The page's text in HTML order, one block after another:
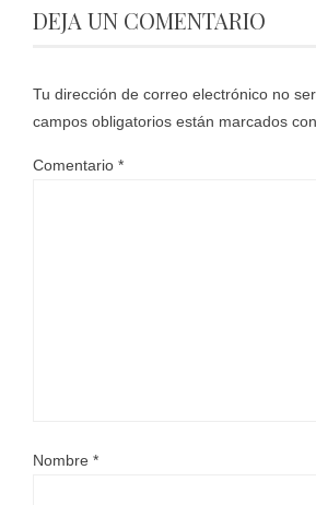
DEJA UN COMENTARIO
Tu dirección de correo electrónico no
campos obligatorios están marcados con
Comentario *
Nombre *